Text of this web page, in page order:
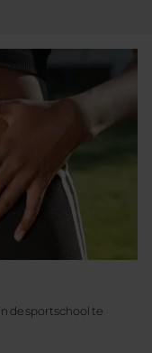
de sportschool te